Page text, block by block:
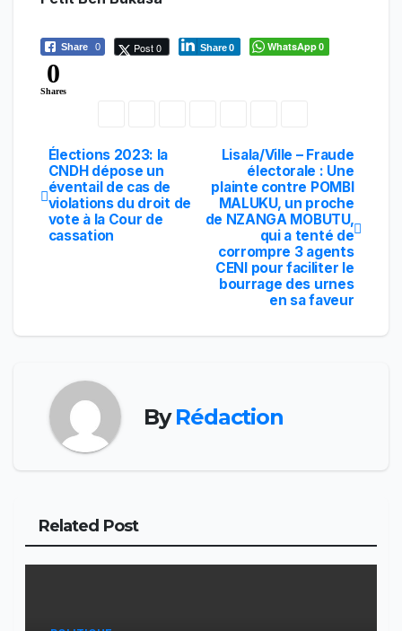
Share 0 Post 0 Share0 WhatsApp0
0
Shares
Navigation
de
l’article
Lisala/Ville – Fraude
électorale : Une
plainte contre POMBI
MALUKU, un proche
de NZANGA MOBUTU,
qui a tenté de
corrompre 3 agents
CENI pour faciliter le
bourrage des urnes
en sa faveur
Élections 2023: la
CNDH dépose un
éventail de cas de
violations du droit de
vote à la Cour de
cassation
ByRédaction
Related Post